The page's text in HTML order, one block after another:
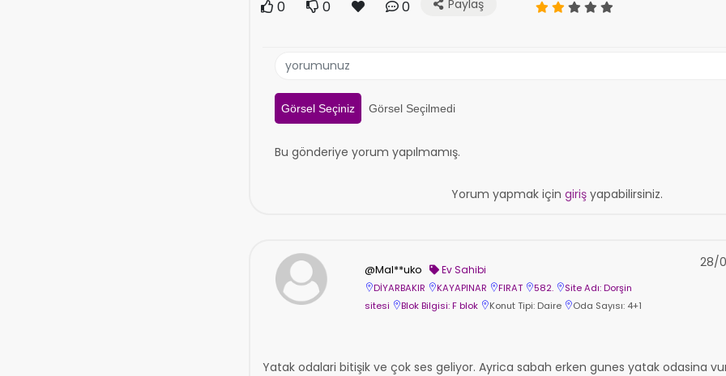
0 0 0 Paylaş
Görsel Seçiniz Görsel Seçilmedi
Bu gönderiye yorum yapılmamış.
Yorum yapmak için girişyapabilirsiniz.
@Mal**uko Ev Sahibi
DİYARBAKIR KAYAPINAR FIRAT 582.
Site Adı: Dorşin
sitesi
Blok Bilgisi: F blok Konut Tipi: Daire Oda Sayısı: 4+1
28/
Yatak odalari bitişik ve çok ses geliyor. Ayrica sabah erken gunes yatak odasina